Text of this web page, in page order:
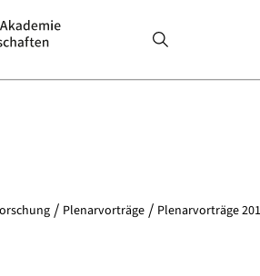
Plenarvorträge Plenarvorträge